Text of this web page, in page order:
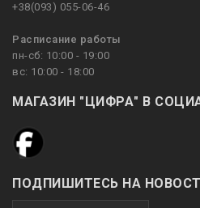
+38(093) 055-06-46
Расписание работы
пн-сб: 10:00 - 19:00
вс: 10:00 - 18:00
МАГАЗИН "ЦИФРА" В
ПОДПИШИТЕСЬ НА